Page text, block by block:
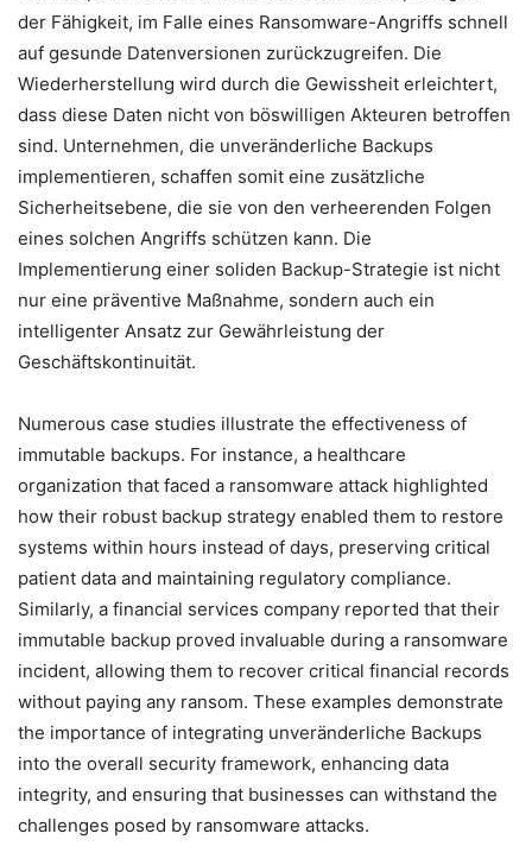
der Fähigkeit, im Falle eines Ransomware-Angriffs schnell
auf gesunde Datenversionen zurückzugreifen. Die
Wiederherstellung wird durch die Gewissheit erleichtert,
dass diese Daten nicht von böswilligen Akteuren betroffen
sind. Unternehmen, die unveränderliche Backups
implementieren, schaffen somit eine zusätzliche
Sicherheitsebene, die sie von den verheerenden Folgen
eines solchen Angriffs schützen kann. Die
Implementierung einer soliden Backup-Strategie ist nicht
nur eine präventive Maßnahme, sondern auch ein
intelligenter Ansatz zur Gewährleistung der
Geschäftskontinuität.
Numerous case studies illustrate the effectiveness of
immutable backups. For instance, a healthcare
organization that faced a ransomware attack highlighted
how their robust backup strategy enabled them to restore
systems within hours instead of days, preserving critical
patient data and maintaining regulatory compliance.
Similarly, a financial services company reported that their
immutable backup proved invaluable during a ransomware
incident, allowing them to recover critical financial records
without paying any ransom. These examples demonstrate
the importance of integrating unveränderliche Backups
into the overall security framework, enhancing data
integrity, and ensuring that businesses can withstand the
challenges posed by ransomware attacks.